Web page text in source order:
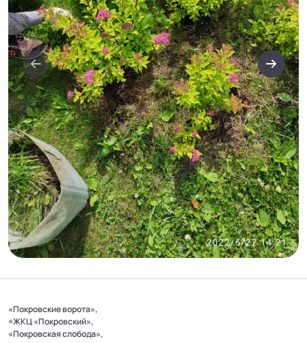
«Покровские ворота»,
«ЖКЦ «Покровский»,
«Покровская слобода»,